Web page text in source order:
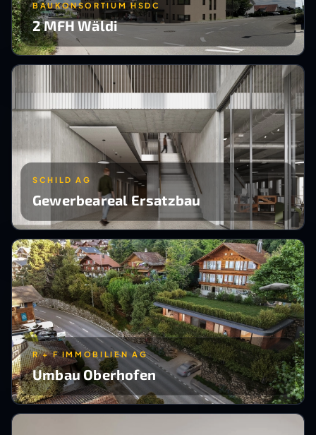
BAUKONSORTIUM HSDC
2 MFH Wäldi
SCHILD AG
Gewerbeareal Ersatzbau
R + F IMMOBILIEN AG
Umbau Oberhofen